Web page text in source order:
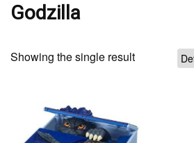
Godzilla
Showing the single result